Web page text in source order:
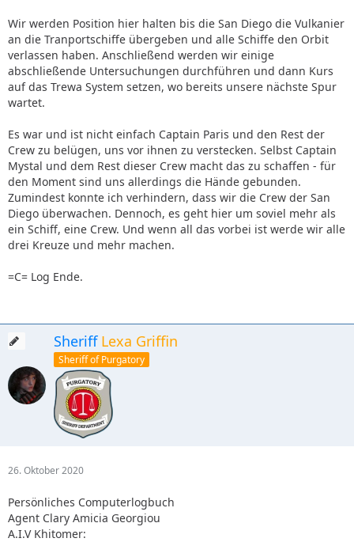
Wir werden Position hier halten bis die San Diego die Vulkanier
an die Tranportschiffe übergeben und alle Schiffe den Orbit
verlassen haben. Anschließend werden wir einige
abschließende Untersuchungen durchführen und dann Kurs
auf das Trewa System setzen, wo bereits unsere nächste Spur
wartet.
Es war und ist nicht einfach Captain Paris und den Rest der
Crew zu belügen, uns vor ihnen zu verstecken. Selbst Captain
Mystal und dem Rest dieser Crew macht das zu schaffen - für
den Moment sind uns allerdings die Hände gebunden.
Zumindest konnte ich verhindern, dass wir die Crew der San
Diego überwachen. Dennoch, es geht hier um soviel mehr als
ein Schiff, eine Crew. Und wenn all das vorbei ist werde wir alle
drei Kreuze und mehr machen.
=C= Log Ende.
Sheriff Lexa Griffin
Sheriff of Purgatory
26. Oktober 2020
Persönliches Computerlogbuch
Agent Clary Amicia Georgiou
A.I.V Khitomer: